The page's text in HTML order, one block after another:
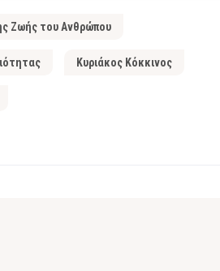
Ζωής του Ανθρώπου
Κυριάκος Κόκκινος